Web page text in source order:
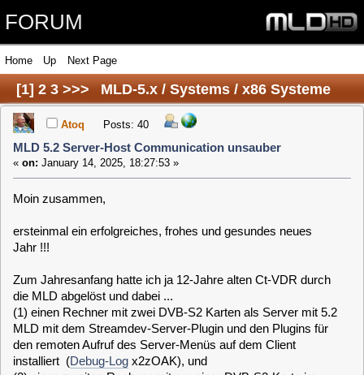
FORUM
[1]2 3 >>> MLD-5.x / Systems / x86 Systeme
(PC) / MLD 5.2 Server-Host Communication
unsauber
Atoq Posts: 40
MLD 5.2 Server-Host Communication unsauber
«on:January 14, 2025, 18:27:53 »
Moin zusammen,
ersteinmal ein erfolgreiches, frohes und gesundes neues
Jahr !!!
Zum Jahresanfang hatte ich ja 12-Jahre alten Ct-VDR durch
die MLD abgelöst und dabei ...
MLD mit dem Streamdev-Server-Plugin und den Plugins für
den remoten Aufruf des Server-Menüs auf dem Client
installiert ( Debug-Log x2zOAK), und
(2) einen zweiten Rechner mit nur einer DVB-S2-Karte im
Wohnzimmer als Client (Debug-Lognv4783)
Auf diese Weise wollte ich die jeweils vorhandenen Sat-
Leitungen optimal nutzen und grundsätzlich funktionierte das